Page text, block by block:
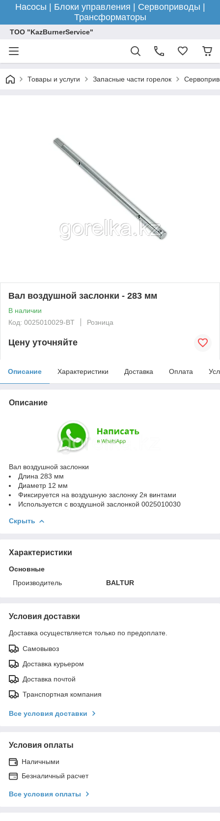
Насосы | Блоки управления | Сервоприводы |
Трансформаторы
ТОО "KazBurnerService"
Товары и услуги Запасные части горелок
Вал воздушной заслонки - 283 мм
В наличии
Код: 0025010029-BT
Розница
Цену уточняйте
Описание Характеристики Доставка Оплата
Описание
Вал воздушной заслонки
Длина 283 мм
Диаметр 12 мм
Фиксируется на воздушную заслонку 2я винтами
Используется с воздушной заслонкой 0025010030
Скрыть
Характеристики
Основные
Производитель
BALTUR
Условия доставки
Доставка осуществляется только по предоплате.
Самовывоз
Доставка курьером
Доставка почтой
Транспортная компания
Все условия доставки
Условия оплаты
Наличными
Безналичный расчет
Все условия оплаты